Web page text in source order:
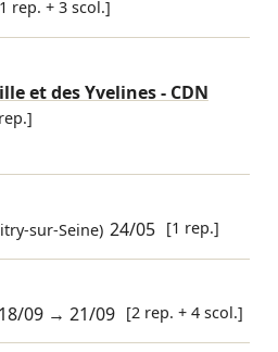
rep. + 3 scol.]
et des Yvelines - CDN
sur-Seine) 24/05 [1 rep.]
18/09 →21/09 [2 rep. + 4 scol.]